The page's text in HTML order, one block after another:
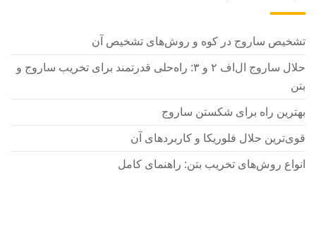
تشخیص ساروج در کوه و روش‌های تشخیص آن
حلال ساروج ال‌اف ۲ و ۳: راه‌حلی قدرتمند برای تخریب ساروج و
بتن
بهترین راه برای شکستن ساروج
قوی‌ترین حلال فلوریکا و کاربردهای آن
انواع روش‌های تخریب بتن: راهنمای کامل